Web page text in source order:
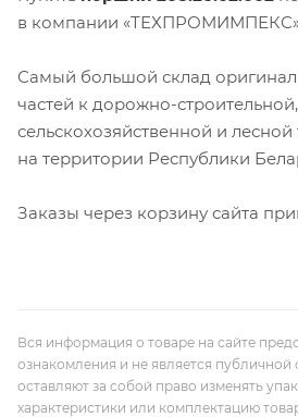
в компании
Самый большой склад
частей к дорожно-строительной,
сельскохозяйственной и
на территории Республики
Заказы через корзину сайта
Вся информация о товаре на сайте
ознакомления и не является
оставляют за собой право изменять
характеристики или комплектацию